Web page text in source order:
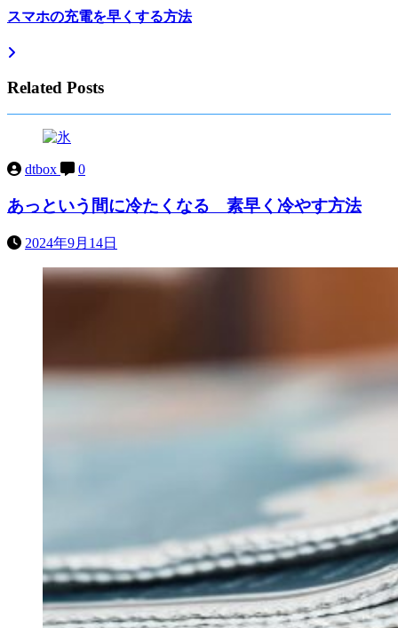
スマホの充電を早くする方法
Related Posts
dtbox 0
あっという間に冷たくなる 素早く冷やす方法
2024年9月14日